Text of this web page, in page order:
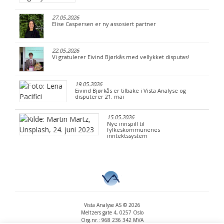
27.05.2026
Elise Caspersen er ny assosiert partner
22.05.2026
Vi gratulerer Eivind Bjørkås med vellykket disputas!
19.05.2026
Eivind Bjørkås er tilbake i Vista Analyse og
disputerer 21. mai
15.05.2026
Nye innspill til
fylkeskommunenes
inntektssystem
Vista Analyse AS © 2026
Meltzers gate 4, 0257 Oslo
Org.nr.: 968 236 342 MVA